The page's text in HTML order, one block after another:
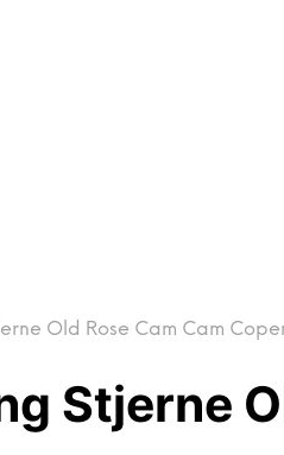
Old Rose Cam Cam
Stjerne